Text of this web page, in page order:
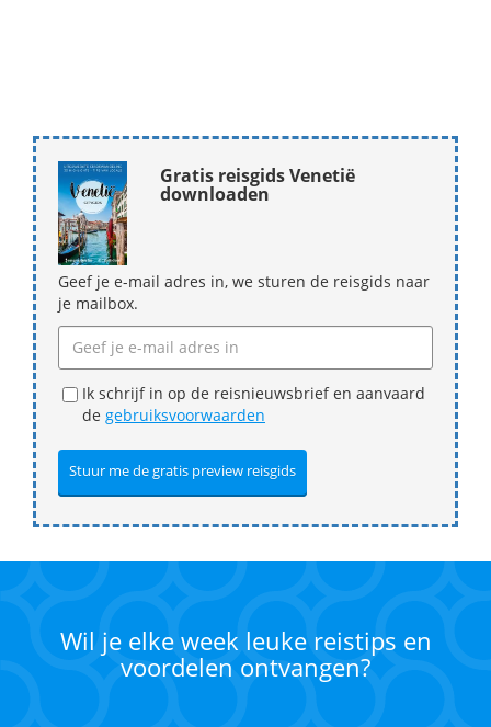
Gratis reisgids Venetië
downloaden
Geef je e-mail adres in, we sturen de reisgids naar
je mailbox.
Ik schrijf in op de reisnieuwsbrief en aanvaard
de gebruiksvoorwaarden
Wil je elke week leuke reistips en
voordelen ontvangen?